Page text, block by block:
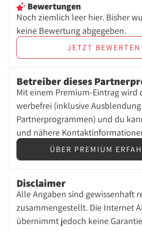
Bewertungen
Noch ziemlich leer hier. Bisher
keine Bewertung abgegeben.
JETZT BEWERTEN
Betreiber dieses
Mit einem Premium-Eintrag wird
werbefrei (inklusive
Partnerprogrammen) und du
und nähere
ÜBER PREMIUM
Disclaimer
Alle Angaben sind gewissenhaft
zusammengestellt. Die Internet
übernimmt jedoch keine